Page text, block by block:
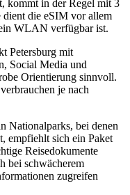
kommt in der Regel mit 3
dient die eSIM vor allem
WLAN verfügbar ist.
Petersburg mit
Social Media und
Orientierung sinnvoll.
je nach
Nationalparks, bei denen
empfiehlt sich ein Paket
Reisedokumente
bei schwächerem
zugreifen